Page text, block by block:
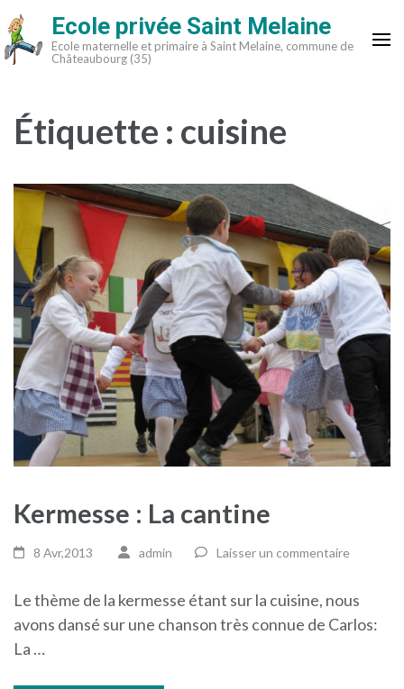
Aller
au
contenu
Entrée)
Ecole privée Saint Melaine
Ecole maternelle et primaire à Saint Melaine, commune de
Châteaubourg (35)
Étiquette : cuisine
Kermesse : La cantine
8 Avr,2013 admin Laisser un commentaire
Le thème de la kermesse étant sur la cuisine, nous
avons dansé sur une chanson très connue de Carlos:
La …